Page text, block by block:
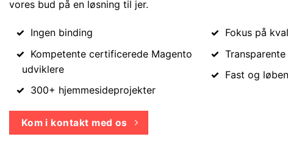
vores bud på en løsning til jer.
Ingen binding
Kompetente certificerede Magento
udviklere
300+ hjemmesideprojekter
Fokus på
Fast og
Kom i kontakt med os